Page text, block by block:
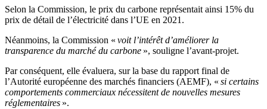
Selon la Commission, le prix du carbone représentait ainsi 15% du
prix de détail de l’électricité dans l’UE en 2021.
Néanmoins, la Commission « voit l’intérêt d’améliorer la
transparence du marché du carbone », souligne l’avant-projet.
Par conséquent, elle évaluera, sur la base du rapport final de
l’Autorité européenne des marchés financiers (AEMF), « si certains
comportements commerciaux nécessitent de nouvelles mesures
réglementaires ».